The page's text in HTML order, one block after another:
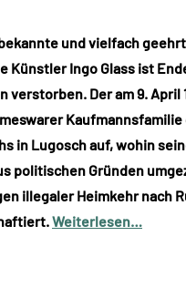
und vielfach
Künstler Ingo Glass ist
verstorben. Der am 9. April
in Lugosch auf, wohin
politischen Gründen
illegaler Heimkehr nach
Weiterlesen…